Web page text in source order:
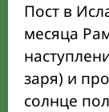
Пост в
месяца
заря) и
солнце